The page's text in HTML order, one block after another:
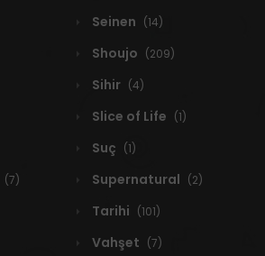
Seinen (14)
Shoujo (209)
Sihir (4)
Slice of Life (1)
Suç (1)
(7) Supernatural (2)
Tarihi (101)
Vahşet (7)